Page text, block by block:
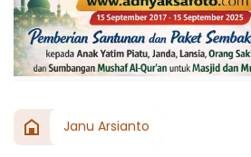
Janu Arsianto